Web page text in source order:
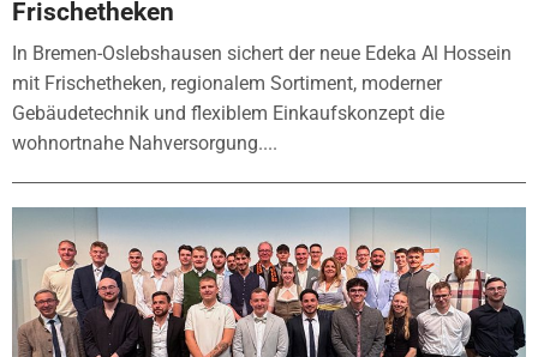
Frischetheken
In Bremen-Oslebshausen sichert der neue Edeka Al Hossein
mit Frischetheken, regionalem Sortiment, moderner
Gebäudetechnik und flexiblem Einkaufskonzept die
wohnortnahe Nahversorgung....